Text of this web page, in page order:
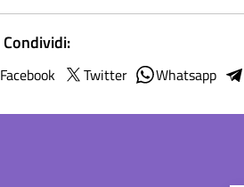
Condividi:
Facebook Twitter Whatsapp